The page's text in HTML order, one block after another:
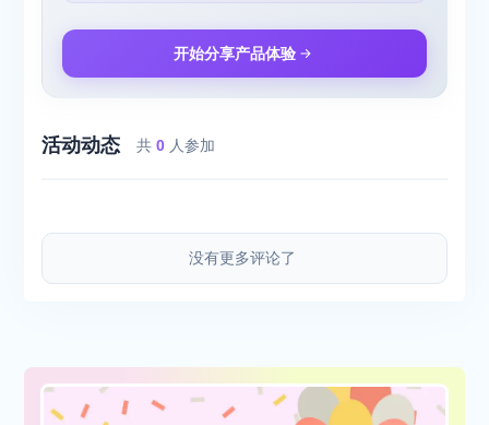
开始分享产品体验
活动动态 共0 人参加
没有更多评论了